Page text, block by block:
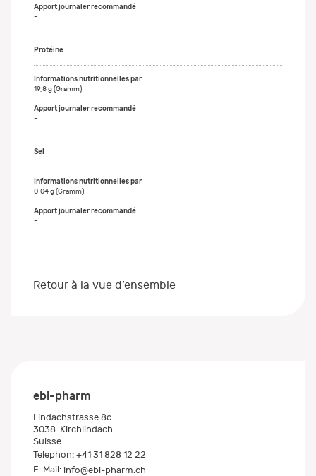
-
Protéine
19,8 g (Gramm)
-
Sel
0,04 g (Gramm)
-
Retour à la vue d’ensemble
ebi-pharm
Lindachstrasse 8c
3038 Kirchlindach
Suisse
Telephon: +41 31 828 12 22
E-Mail: info@ebi-pharm.ch